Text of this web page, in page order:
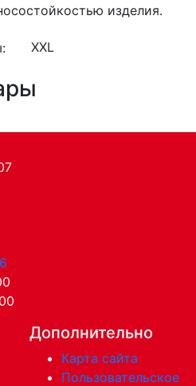
изделия.
Дополнительно
Карта сайта
Пользовательское